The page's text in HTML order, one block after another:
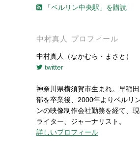
「ベルリン中央駅」を購読
中村真人 プロフィール
中村真人（なかむら・まさと）
twitter
神奈川県横須賀市生まれ。早稲
部を卒業後、2000年よりベルリ
ンの映像制作会社勤務を経て、
ライター、ジャーナリスト。
詳しいプロフィール